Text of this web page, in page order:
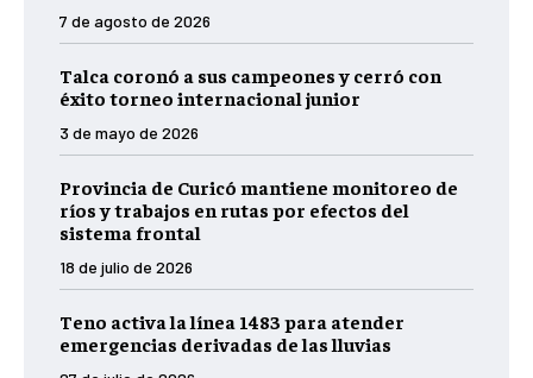
7 de agosto de 2026
Talca coronó a sus campeones y cerró con
éxito torneo internacional junior
3 de mayo de 2026
Provincia de Curicó mantiene monitoreo de
ríos y trabajos en rutas por efectos del
sistema frontal
18 de julio de 2026
Teno activa la línea 1483 para atender
emergencias derivadas de las lluvias